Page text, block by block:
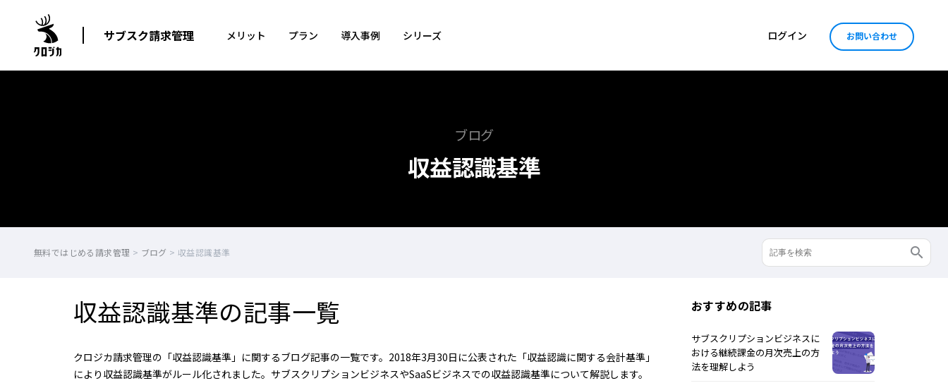
サブスク請求管理 メリット プラン 導入事例 シリーズ ログイン お問い合わせ
ブログ
収益認識基準
無料ではじめる請求管理 > ブログ >収益認識基準
収益認識基準の記事一覧
クロジカ請求管理の「収益認識基準」に関するブログ記事の一覧です。2018年3月30日に公表された「収益認識に関する会計基準」
により収益認識基準がルール化されました。サブスクリプションビジネスやSaaSビジネスでの収益認識基準について解説します。
おすすめの記事
サブスクリプションビジネスに
おける継続課金の月次売上の方
法を理解しよう